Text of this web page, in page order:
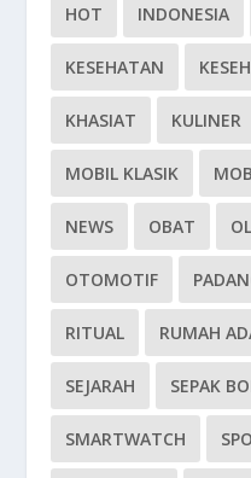
HOT INDONESIA
KESEHATAN
KHASIAT KULINER
MOBIL KLASIK
NEWS OBAT
OTOMOTIF
RITUAL RUMAH
SEJARAH SEPAK
SMARTWATCH